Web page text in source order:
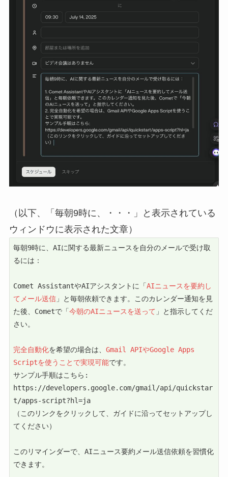
（以下、「毎朝9時に、・・・」と表示されている
ウィンドウに表示された文章）
毎朝9時に、AIに関する最新ニュースを自分のメールで受け取
るには：
Comet AssistantやAIアシスタントに「AIニュースを要約し
てメール送信」と毎朝依頼できます。このカレンダー通知を見
た後、Cometで「今朝のAIニュースを送って 」と指示してくだ
さい。
完全自動化を希望の場合は、 Gmail APIやGoogle Apps
Scriptを使うことで実現可能です。
サンプル手順はこちら:
https://developers.google.com/gmail/api/quickstar
t/apps-script?hl=ja
（このリンクをクリックして、ガイドに沿ってセットアップし
てください）
このリマインダーで、AIニュース要約メール送信依頼を習慣化
できます。